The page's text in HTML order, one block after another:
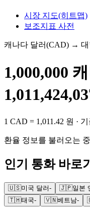
시장 지도(히트맵)
보조지표 사전
캐나다 달러(CAD) → 대
1,000,000
1 CAD = 1,011.42 원 ·
환율 정보를 불러오는
인기 통화 바로
🇺🇸미국 달러- 🇯🇵일본
🇹🇭태국- 🇻🇳베트남-